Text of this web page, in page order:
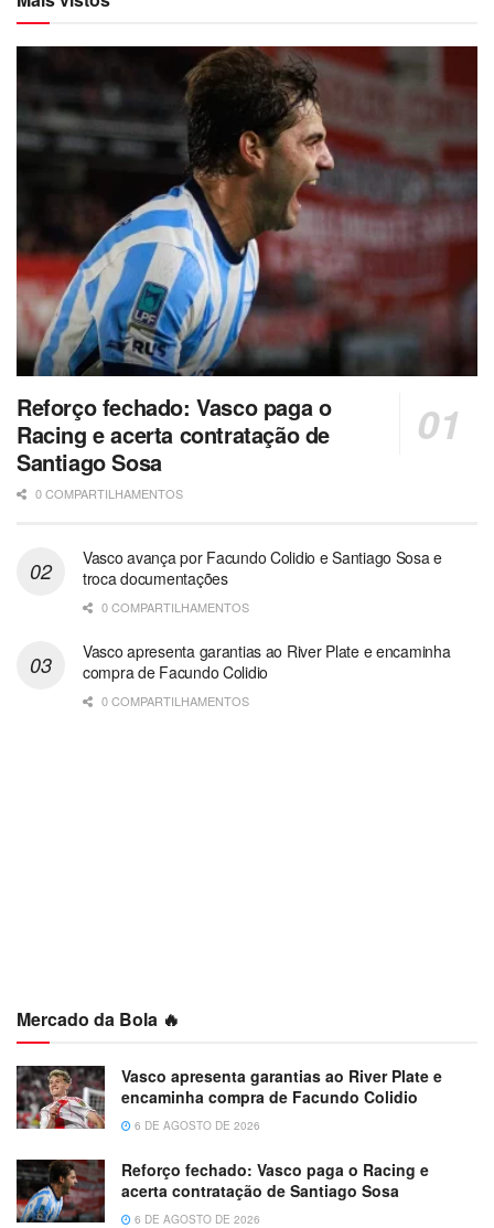
Reforço fechado: Vasco paga o
Racing e acerta contratação de
Santiago Sosa
0 COMPARTILHAMENTOS
Vasco avança por Facundo Colidio e Santiago Sosa e
troca documentações
0 COMPARTILHAMENTOS
Vasco apresenta garantias ao River Plate e encaminha
compra de Facundo Colidio
0 COMPARTILHAMENTOS
Mercado da Bola 🔥
Vasco apresenta garantias ao River Plate e
encaminha compra de Facundo Colidio
6 DE AGOSTO DE 2026
Reforço fechado: Vasco paga o Racing e
acerta contratação de Santiago Sosa
6 DE AGOSTO DE 2026